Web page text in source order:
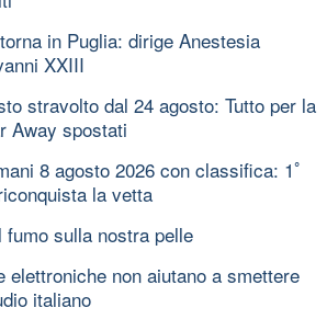
in Puglia: dirige Anestesia
XXIII
stravolto dal 24 agosto: Tutto per la
Away spostati
8 agosto 2026 con classifica: 1ﾟ
la vetta
fumo sulla nostra pelle
elettroniche non aiutano a smettere
italiano